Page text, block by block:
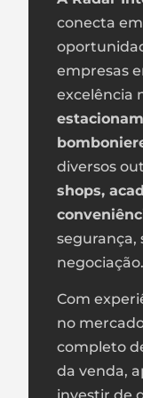
Agende
conecta
empresas
excelência
diversos
shops,
segurança,
negociação.
Com
no
completo
da venda,